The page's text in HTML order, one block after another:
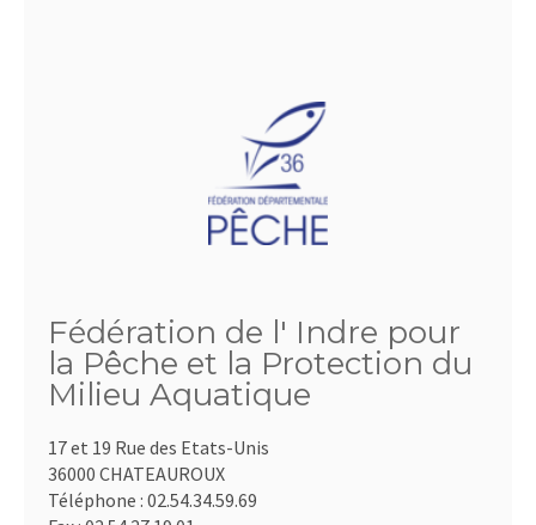
Fédération de l' Indre pour
la Pêche et la Protection du
Milieu Aquatique
17 et 19 Rue des Etats-Unis
36000 CHATEAUROUX
Téléphone : 02.54.34.59.69